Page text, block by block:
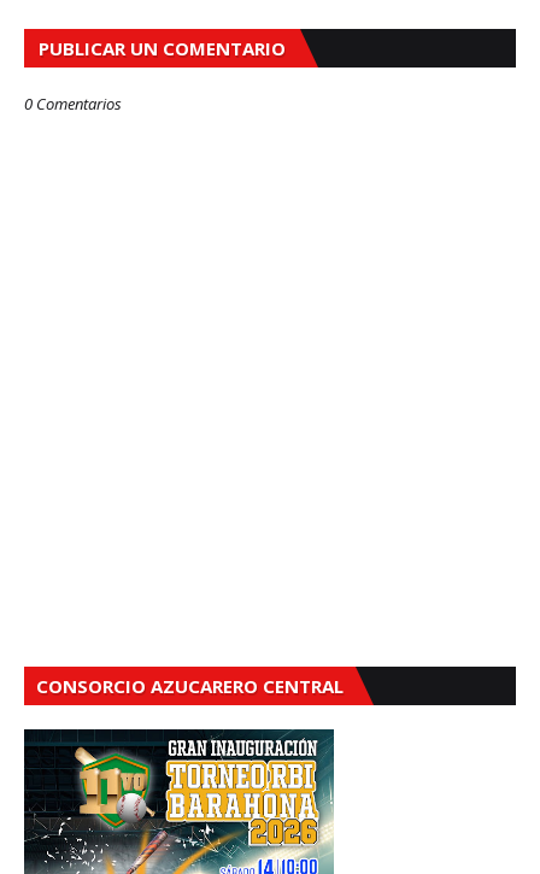
PUBLICAR UN COMENTARIO
0 Comentarios
CONSORCIO AZUCARERO CENTRAL